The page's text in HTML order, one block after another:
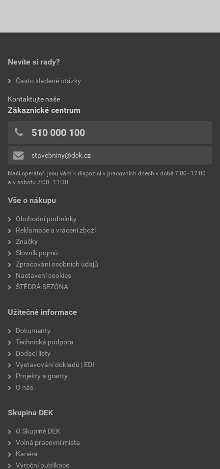
Vše o nákupu
Obchodní podmínky
Reklamace a vrácení zboží
Značky
Slovník pojmů
Zpracování osobních údajů
Nastavení cookies
ŠTĚDRÁ SEZÓNA
Užitečné informace
Dokumenty
Technická podpora
Dodací listy
Vystavování dokladů | EDI
Projekty a granty
O nás
Skupina DEK
O Skupině DEK
Volná pracovní místa
Kariéra
Výroční publikace
Nevíte si rady?
Často kladené otázky
Kontaktujte naše
Zákaznické centrum
510 000 100
stavebniny@dek.cz
Naši operátoři jsou vám k dispozici v pracovních dnech v době 7:00–17:00
a v sobotu 7:00–11:30.